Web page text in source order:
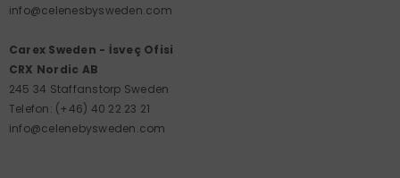
info@celenesbysweden.com
Carex Sweden - İsveç Ofisi
CRX Nordic AB
245 34 Staffanstorp Sweden
Telefon: (+46) 40 22 23 21
info@celenebysweden.com